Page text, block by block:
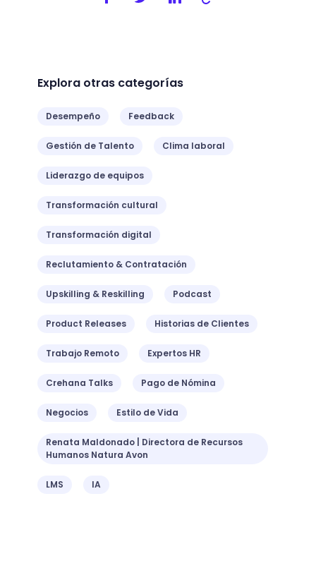
Explora otras categorías
Desempeño Feedback
Gestión de Talento Clima laboral
Liderazgo de equipos
Transformación cultural
Transformación digital
Reclutamiento & Contratación
Upskilling & Reskilling Podcast
Product Releases Historias de Clientes
Trabajo Remoto Expertos HR
Crehana Talks Pago de Nómina
Negocios Estilo de Vida
Renata Maldonado | Directora de Recursos
Humanos Natura Avon
LMS IA